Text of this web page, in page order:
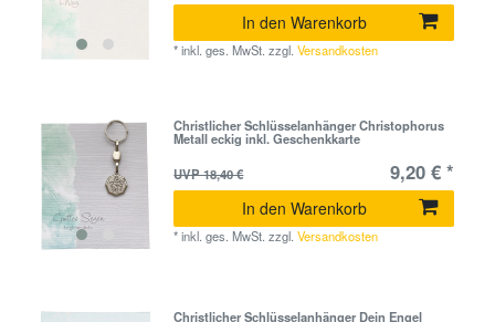
In den Warenkorb
*inkl. ges. MwSt. zzgl.Versandkosten
Christlicher Schlüsselanhänger Christophorus
Metall eckig inkl. Geschenkkarte
UVP 18,40 €
9,20 € *
In den Warenkorb
*inkl. ges. MwSt. zzgl.Versandkosten
Christlicher Schlüsselanhänger Dein Engel